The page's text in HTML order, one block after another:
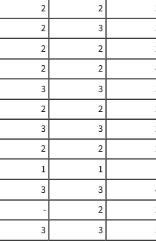
2 2
2 3
2 2
2 2
3 3
2 2
3 3
2 2
1 1
3 3
- 2
3 3